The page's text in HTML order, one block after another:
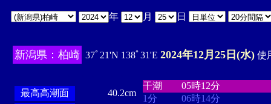
年 月 日
新潟県：柏崎 37ﾟ21'N 138ﾟ31'E 2024年12月25日(水) 使
最高高潮面
40.2cm
干潮
05時12分
1分
06時14分